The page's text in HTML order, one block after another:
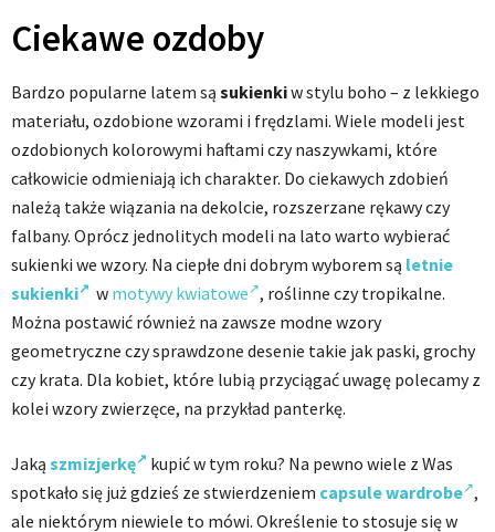
Ciekawe ozdoby
Bardzo popularne latem są sukienkiw stylu boho – z lekkiego
materiału, ozdobione wzorami i frędzlami. Wiele modeli jest
ozdobionych kolorowymi haftami czy naszywkami, które
całkowicie odmieniają ich charakter. Do ciekawych zdobień
należą także wiązania na dekolcie, rozszerzane rękawy czy
falbany. Oprócz jednolitych modeli na lato warto wybierać
sukienki we wzory. Na ciepłe dni dobrym wyborem są letnie
sukienki
w motywy kwiatowe , roślinne czy tropikalne.
Można postawić również na zawsze modne wzory
geometryczne czy sprawdzone desenie takie jak paski, grochy
czy krata. Dla kobiet, które lubią przyciągać uwagę polecamy z
kolei wzory zwierzęce, na przykład panterkę.
Jaką szmizjerkę
kupić w tym roku? Na pewno wiele z Was
spotkało się już gdzieś ze stwierdzeniem capsule wardrobe ,
ale niektórym niewiele to mówi. Określenie to stosuje się w